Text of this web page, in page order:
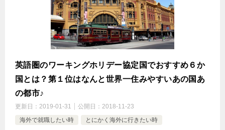
英語圏のワーキングホリデー協定国でおすすめ６か
国とは？第１位はなんと世界一住みやすいあの国あ
の都市♪
更新日： 2019-01-31 公開日： 2018-11-23
海外で就職したい時
とにかく海外に行きたい時